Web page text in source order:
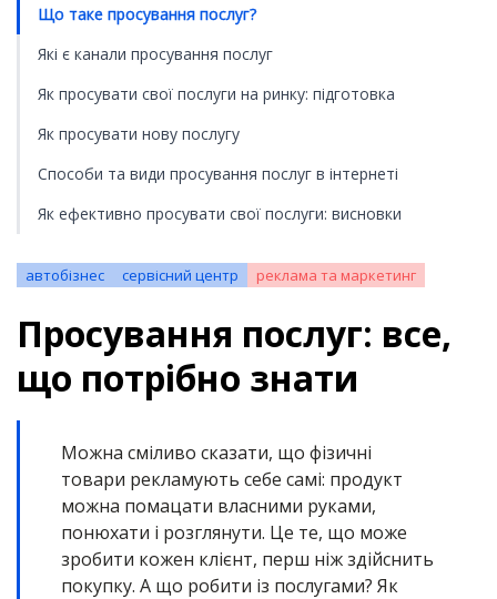
Що таке просування послуг?
Які є канали просування послуг
Як просувати свої послуги на ринку: підготовка
Як просувати нову послугу
Способи та види просування послуг в інтернеті
Як ефективно просувати свої послуги: висновки
автобізнес сервісний центр реклама та маркетинг
Просування послуг: все,
що потрібно знати
Можна сміливо сказати, що фізичні
товари рекламують себе самі: продукт
можна помацати власними руками,
понюхати і розглянути. Це те, що може
зробити кожен клієнт, перш ніж здійснить
покупку. А що робити із послугами? Як